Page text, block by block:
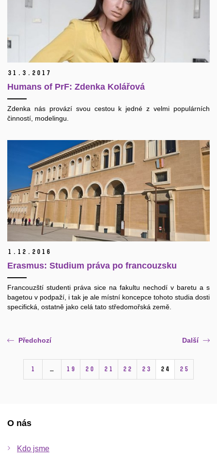
31. 3. 2017
Humans of PrF: Zdenka Kolářová
Zdenka nás provází svou cestou k jedné z velmi populárních
činností, modelingu.
1. 12. 2016
Erasmus: Studium práva po francouzsku
Francouzští studenti práva sice na fakultu nechodí v baretu a s
bagetou v podpaží, i tak je ale místní koncepce tohoto studia dosti
specifická, ostatně jako celá tato středomořská země.
Předchozí
1 … 19 20 21 22 23 24 25
Další
O nás
Kdo jsme